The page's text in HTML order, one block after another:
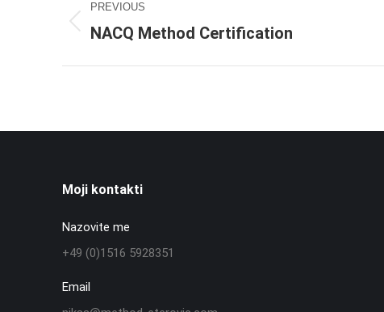
navigation
PREVIOUS
Previous
NACQ Method Certification
Moji kontakti
Nazovite me
+49 (0)1516 5928351
Email